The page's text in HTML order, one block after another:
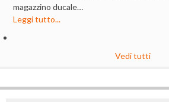
magazzino ducale…
Leggi tutto...
Vedi tutti